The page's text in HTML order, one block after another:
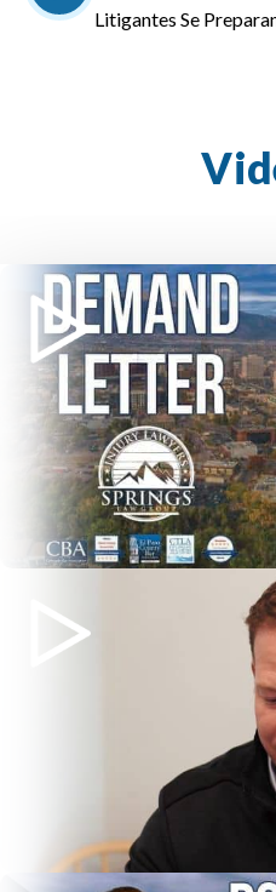
Litigantes Se